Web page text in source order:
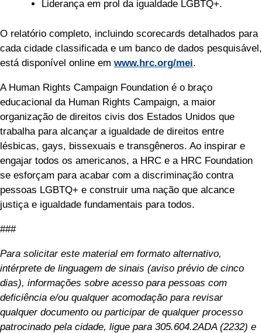
Liderança em prol da igualdade LGBTQ+.
O relatório completo, incluindo scorecards detalhados para
cada cidade classificada e um banco de dados pesquisável,
está disponível online em www.hrc.org/mei.
A Human Rights Campaign Foundation é o braço
educacional da Human Rights Campaign, a maior
organização de direitos civis dos Estados Unidos que
trabalha para alcançar a igualdade de direitos entre
lésbicas, gays, bissexuais e transgêneros. Ao inspirar e
engajar todos os americanos, a HRC e a HRC Foundation
se esforçam para acabar com a discriminação contra
pessoas LGBTQ+ e construir uma nação que alcance
justiça e igualdade fundamentais para todos.
###
Para solicitar este material em formato alternativo,
intérprete de linguagem de sinais (aviso prévio de cinco
dias), informações sobre acesso para pessoas com
deficiência e/ou qualquer acomodação para revisar
qualquer documento ou participar de qualquer processo
patrocinado pela cidade, ligue para 305.604.2ADA (2232) e